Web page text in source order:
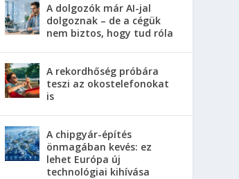
A dolgozók már AI-jal
dolgoznak – de a cégük
nem biztos, hogy tud róla
A rekordhőség próbára
teszi az okostelefonokat
is
A chipgyár-építés
önmagában kevés: ez
lehet Európa új
technológiai kihívása